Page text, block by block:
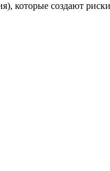
которые создают